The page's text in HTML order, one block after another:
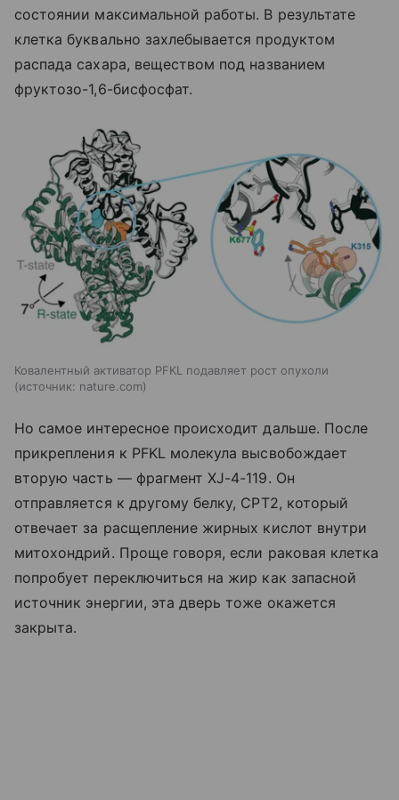
состоянии максимальной работы. В результате
клетка буквально захлебывается продуктом
распада сахара, веществом под названием
фруктозо-1,6-бисфосфат.
Ковалентный активатор PFKL подавляет рост опухоли
источник: nature.com
Но самое интересное происходит дальше. После
прикрепления к PFKL молекула высвобождает
вторую часть — фрагмент XJ-4-119. Он
отправляется к другому белку, CPT2, который
отвечает за расщепление жирных кислот внутри
митохондрий. Проще говоря, если раковая клетка
попробует переключиться на жир как запасной
источник энергии, эта дверь тоже окажется
закрыта.